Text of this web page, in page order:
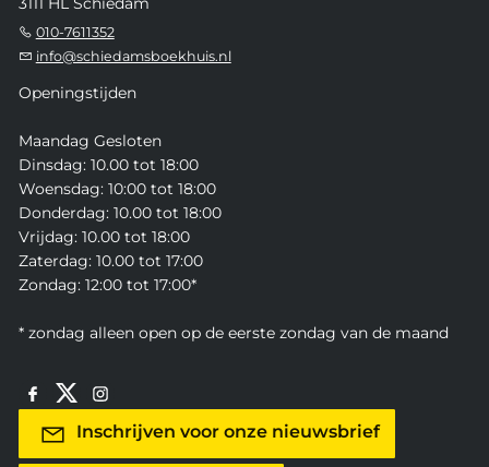
010-7611352
info@schiedamsboekhuis.nl
Openingstijden
Maandag Gesloten
Dinsdag: 10.00 tot 18:00
Woensdag: 10:00 tot 18:00
Donderdag: 10.00 tot 18:00
Vrijdag: 10.00 tot 18:00
Zaterdag: 10.00 tot 17:00
Zondag: 12:00 tot 17:00*
* zondag alleen open op de eerste zondag van de maand
Inschrijven voor onze nieuwsbrief